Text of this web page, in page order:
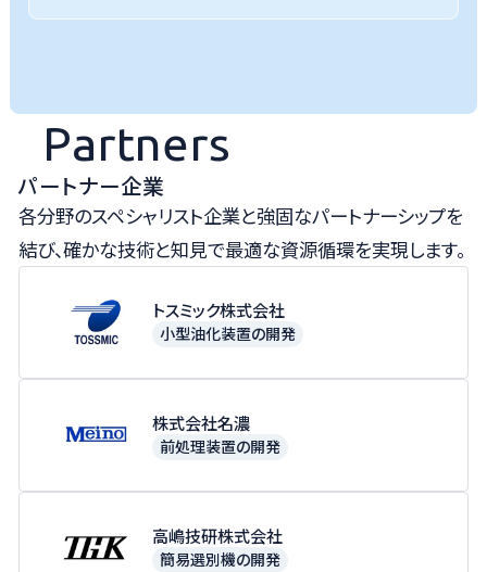
Partners
パートナー企業
各分野のスペシャリスト企業と強固なパートナーシップを
結び、確かな技術と知見で最適な資源循環を実現します。
トスミック株式会社
小型油化装置の開発
株式会社名濃
前処理装置の開発
高嶋技研株式会社
簡易選別機の開発